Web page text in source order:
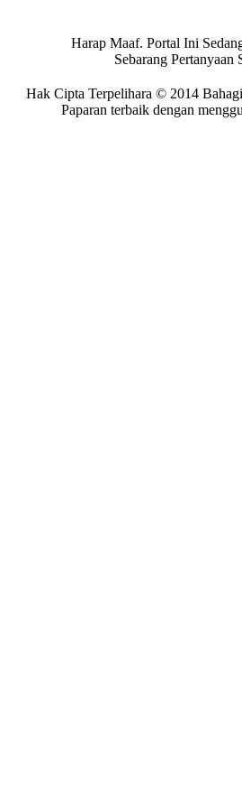
Harap Maaf. Portal Ini
Sebarang
Hak Cipta Terpelihara © 2014
Paparan terbaik dengan